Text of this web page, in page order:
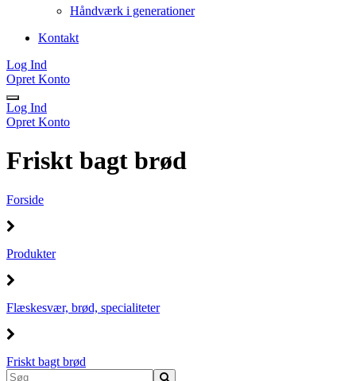
Håndværk i generationer
Kontakt
Log Ind
Opret Konto
Log Ind
Opret Konto
Friskt bagt brød
Forside
Produkter
Flæskesvær, brød, specialiteter
Friskt bagt brød